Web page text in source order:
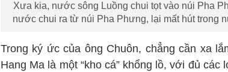
Xưa kia, nước sông Luồng chui tọt vào núi Pha
nước chui ra từ núi Pha Phưng, lại mất hút trong
Trong ký ức của ông Chuôn, chẳng cần xa
Hang Ma là một “kho cá” khổng lồ, với đủ